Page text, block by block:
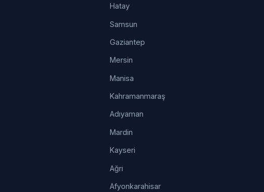
Hatay
Samsun
Gaziantep
Mersin
Manisa
Kahramanmaraş
Adıyaman
Mardin
Kayseri
Ağrı
Afyonkarahisar